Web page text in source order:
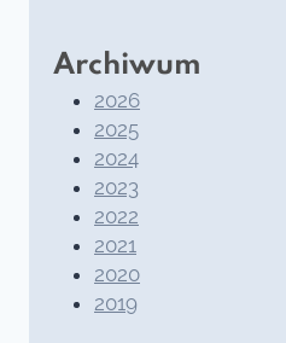
Archiwum
2026
2025
2024
2023
2022
2021
2020
2019